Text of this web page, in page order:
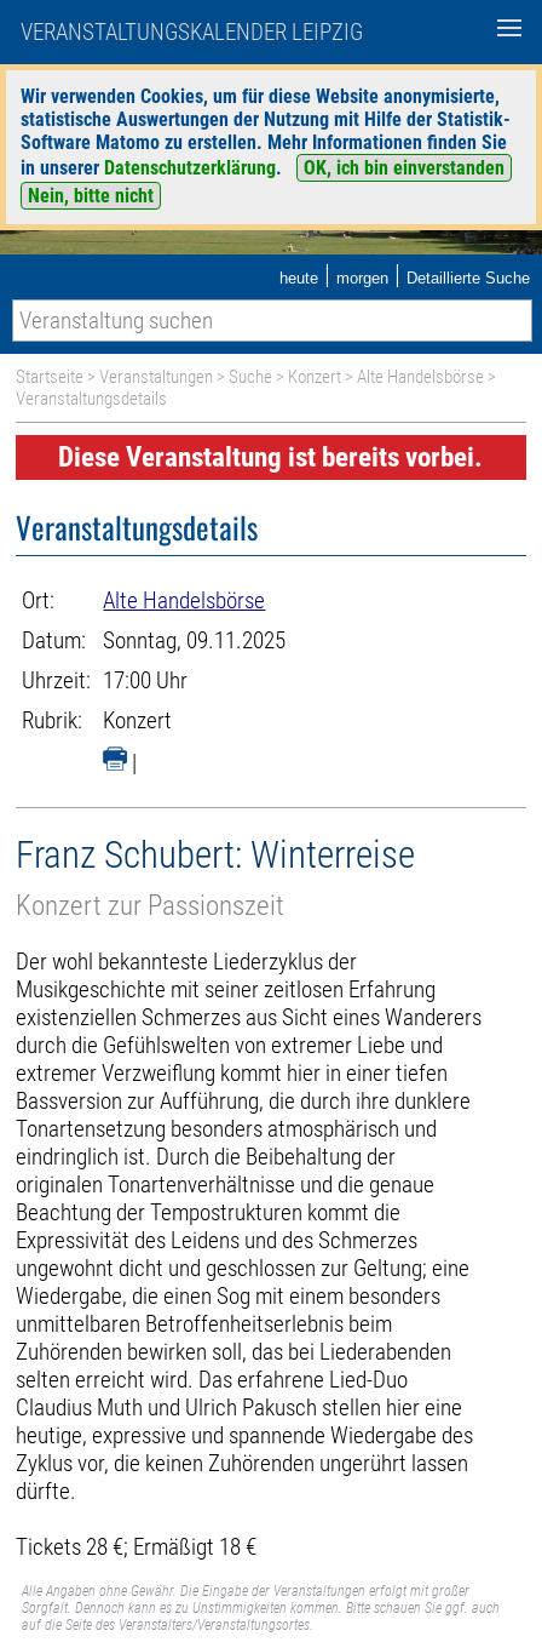
VERANSTALTUNGSKALENDER LEIPZIG
Wir verwenden Cookies, um für diese Website anonymisierte,
statistische Auswertungen der Nutzung mit Hilfe der Statistik-
Software Matomo zu erstellen. Mehr Informationen finden Sie
in unserer Datenschutzerklärung.
OK, ich bin einverstanden
Nein, bitte nicht
heute | morgen | Detaillierte Suche
Startseite >Veranstaltungen > Suche > Konzert >Alte Handelsbörse >
Veranstaltungsdetails
Diese Veranstaltung ist bereits vorbei.
Veranstaltungsdetails
Ort:
Alte Handelsbörse
Datum:
Sonntag, 09.11.2025
Uhrzeit: 17:00 Uhr
Rubrik:
Konzert
|
Franz Schubert: Winterreise
Konzert zur Passionszeit
Der wohl bekannteste Liederzyklus der
Musikgeschichte mit seiner zeitlosen Erfahrung
existenziellen Schmerzes aus Sicht eines Wanderers
durch die Gefühlswelten von extremer Liebe und
extremer Verzweiflung kommt hier in einer tiefen
Bassversion zur Aufführung, die durch ihre dunklere
Tonartensetzung besonders atmosphärisch und
eindringlich ist. Durch die Beibehaltung der
originalen Tonartenverhältnisse und die genaue
Beachtung der Tempostrukturen kommt die
Expressivität des Leidens und des Schmerzes
ungewohnt dicht und geschlossen zur Geltung; eine
Wiedergabe, die einen Sog mit einem besonders
unmittelbaren Betroffenheitserlebnis beim
Zuhörenden bewirken soll, das bei Liederabenden
selten erreicht wird. Das erfahrene Lied-Duo
Claudius Muth und Ulrich Pakusch stellen hier eine
heutige, expressive und spannende Wiedergabe des
Zyklus vor, die keinen Zuhörenden ungerührt lassen
dürfte.
Tickets 28 €; Ermäßigt 18 €
Alle Angaben ohne Gewähr. Die Eingabe der Veranstaltungen erfolgt mit großer
Sorgfalt. Dennoch kann es zu Unstimmigkeiten kommen. Bitte schauen Sie ggf. auch
auf die Seite des Veranstalters/Veranstaltungsortes.